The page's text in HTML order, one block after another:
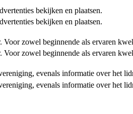
bekijken en plaatsen.
bekijken en plaatsen.
zowel beginnende als ervaren
zowel beginnende als ervaren
evenals informatie over het
evenals informatie over het